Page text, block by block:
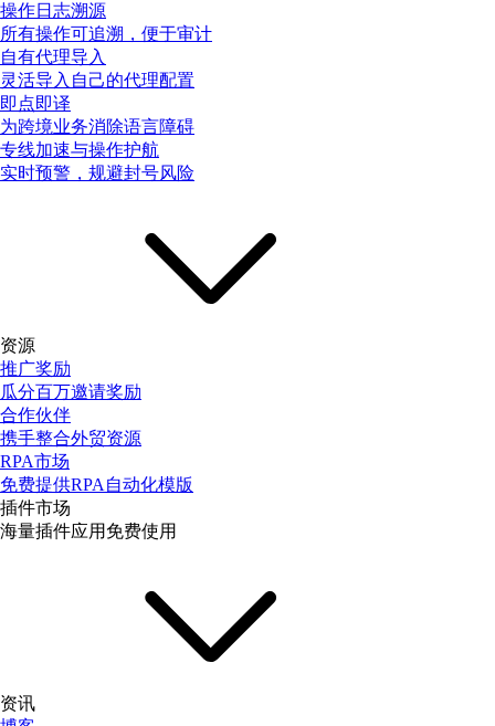
操作日志溯源
所有操作可追溯，便于审计
自有代理导入
灵活导入自己的代理配置
即点即译
为跨境业务消除语言障碍
专线加速与操作护航
实时预警，规避封号风险
资源
推广奖励
瓜分百万邀请奖励
合作伙伴
携手整合外贸资源
RPA市场
免费提供RPA自动化模版
插件市场
海量插件应用免费使用
资讯